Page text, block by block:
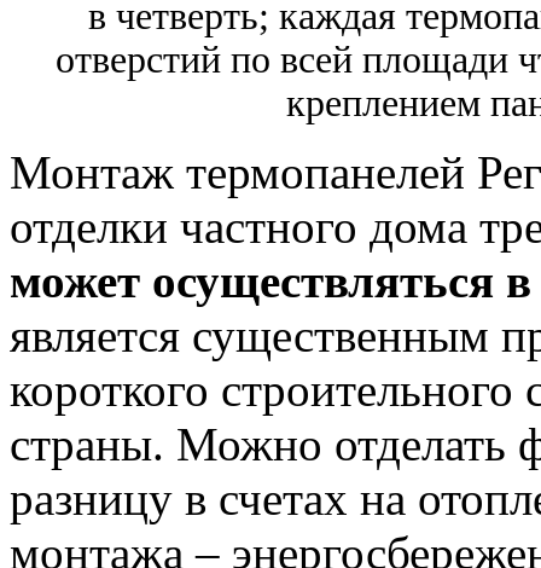
в четверть; каждая
отверстий по всей площади
креплением
Монтаж термопанелей
отделки частного дома
может осуществляться
является существенным
короткого
страны. Можно отделать
разницу в счетах на
монтажа –